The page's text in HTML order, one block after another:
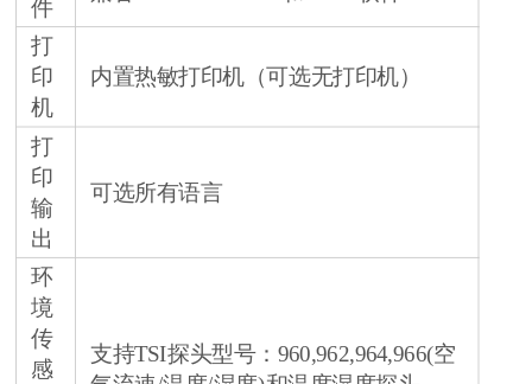
件
打
印
机
内置热敏打印机（可选无打印机）
打
印
输
出
可选所有语言
环
境
传
感
支持TSI探头型号：960,962,964,966(空